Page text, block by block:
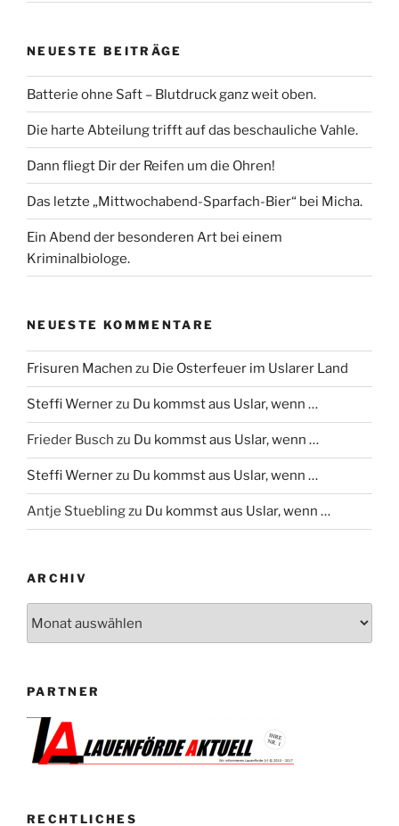
NEUESTE BEITRÄGE
Batterie ohne Saft – Blutdruck ganz weit oben.
Die harte Abteilung trifft auf das beschauliche Vahle.
Dann fliegt Dir der Reifen um die Ohren!
Das letzte „Mittwochabend-Sparfach-Bier“ bei Micha.
Ein Abend der besonderen Art bei einem
Kriminalbiologe.
NEUESTE KOMMENTARE
Frisuren Machen zu Die Osterfeuer im Uslarer Land
Steffi Wernerzu Du kommst aus Uslar, wenn …
Frieder Busch zu Du kommst aus Uslar, wenn …
Steffi Wernerzu Du kommst aus Uslar, wenn …
Antje Stueblingzu Du kommst aus Uslar, wenn …
ARCHIV
PARTNER
RECHTLICHES